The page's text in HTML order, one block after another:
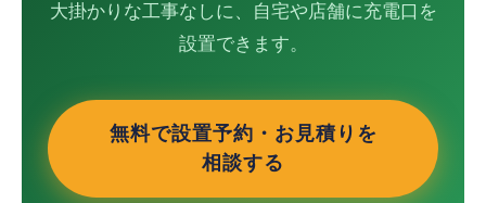
大掛かりな工事なしに、自宅や店舗に充電口を
設置できます。
無料で設置予約・お見積りを
相談する